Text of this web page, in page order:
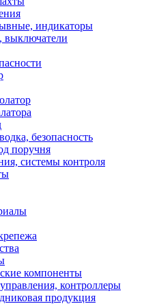
индикаторы
выключатели
безопасность
поручня
системы контроля
компоненты
контроллеры
продукция